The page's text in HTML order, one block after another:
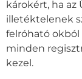
károkért, ha az
illetéktelenek
felróható okból
minden
kezel.